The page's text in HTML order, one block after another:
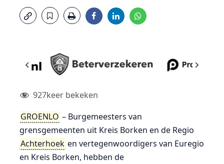
927keer bekeken
GROENLO – Burgemeesters van
grensgemeenten uit Kreis Borken en de Regio
Achterhoek en vertegenwoordigers van Euregio
en Kreis Borken, hebben de